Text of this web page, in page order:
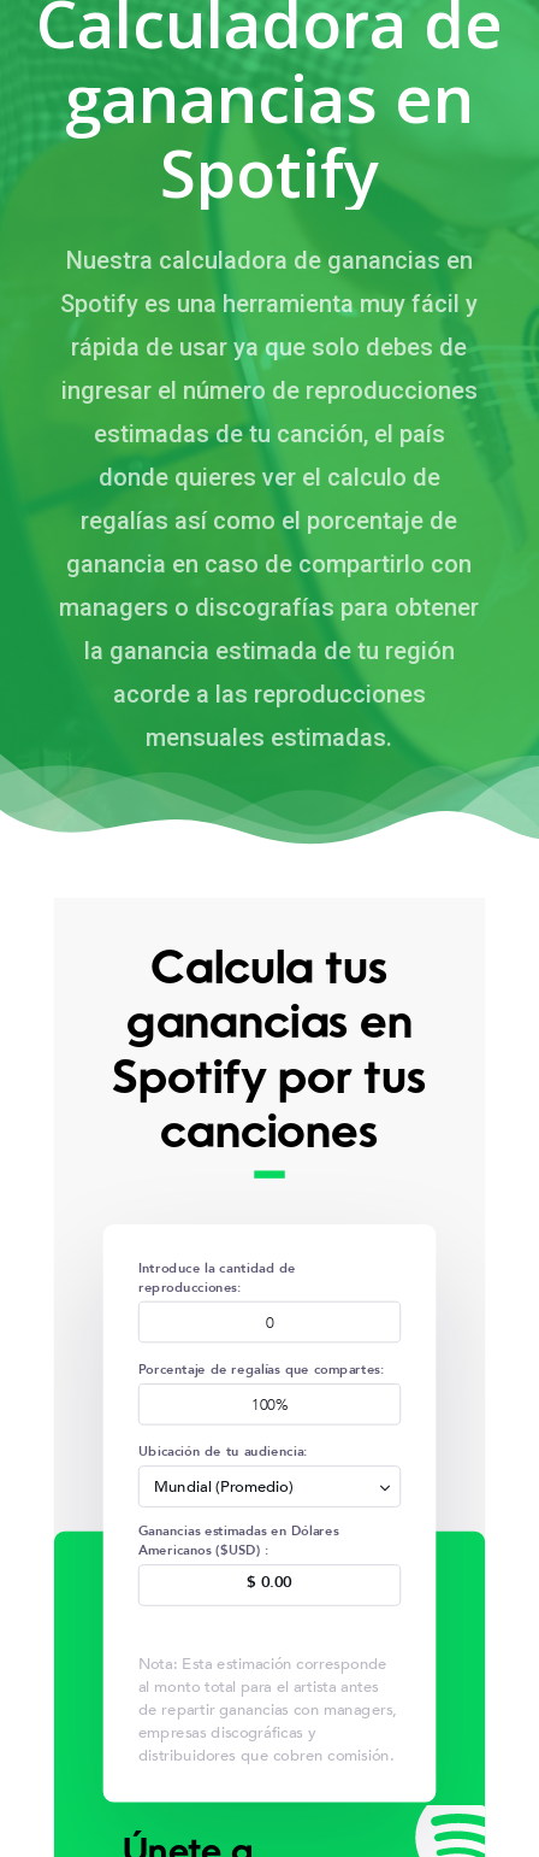
Calculadora de
ganancias en
Spotify
Nuestra calculadora de ganancias en
Spotify es una herramienta muy fácil y
rápida de usar ya que solo debes de
ingresar el número de reproducciones
estimadas de tu canción, el país
donde quieres ver el calculo de
regalías así como el porcentaje de
ganancia en caso de compartirlo con
managers o discografías para obtener
la ganancia estimada de tu región
acorde a las reproducciones
mensuales estimadas.